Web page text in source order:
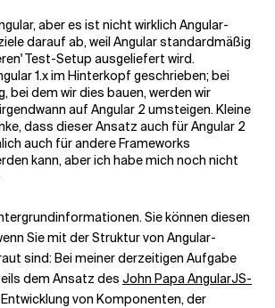
aber es ist nicht wirklich Angular-
darauf ab, weil Angular standardmäßig
Test-Setup ausgeliefert wird.
1.x im Hinterkopf geschrieben; bei
bei dem wir dies bauen, werden wir
auf Angular 2 umsteigen. Kleine
dass dieser Ansatz auch für Angular 2
auch für andere Frameworks
kann, aber ich habe mich noch nicht
Sie können diesen
Sie mit der Struktur von Angular-
sind: Bei meiner derzeitigen Aufgabe
dem Ansatz des John Papa AngularJS-
von Komponenten, der